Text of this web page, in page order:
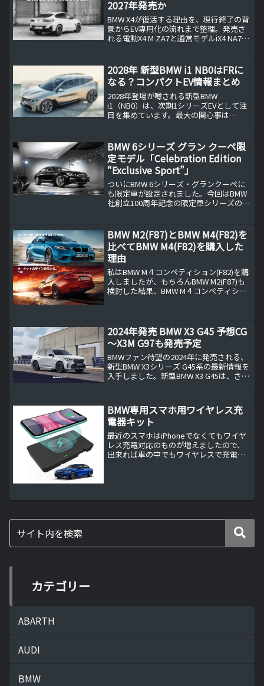
2027年発売か
BMW X4が復活する理由を、現行終了の背
景からEV専用化の流れまで整理。発売さ
れる電動X4 M ZA7と通常モデルiX4 NA7の
る。さらにクアッドモーターなど電動M
の注目点と、Neue Klasse世代で2027年
を目安とする登場時期の根拠を、余計な
推測を排して事実ベースで丁寧にまとめ
た。
2028年 新型BMW i1 NB0はFRに
なる？コンパクトEV情報まとめ
2028年登場が噂される新型BMW
i1（NB0）は、次期1シリーズEVとして注
目を集めています。最大の関心事は
考え方や、バッテリー配置の特性、MINI
とのプラットフォーム共有、ノイエ・ク
ラッセとの関係を整理しながら、BMWら
しい走りがどのように実現されるのかを
考察します。FRという形式そのものでは
なく、EV時代の“走る歓び”に焦点を当
て、BMW i1がどんなクルマになるのかを
冷静に読み解きます。
BMW 6シリーズ グラン クーペ限
定モデル「Celebration Edition
“Exclusive Sport”」
ついにBMW 6シリーズ・グランクーペに
も限定車が設定されました。今回はBMW
社創立100周年記念の限定車シリーズのよ
になりますね。BMW 6シリーズ グラン ク
ーペC...
BMW M2(F87)とBMW M4(F82)を
比べてBMW M4(F82)を購入した
理由
私はBMW M４コンペティション(F82)を購
入しましたが、もちろんBMW M2(F87)も
検討した結果、BMW M４コンペティショ
2024年発売 BMW X3 G45 予想CG
～X3M G97も発売予定
BMWファン待望の2024年に発売される、
新型BMW X3シリーズ G45系の最新情報を
入手しました。新型BMW X3 G45は、さら
待望のX3M G97もラインアップ...
BMW専用スマホ用ワイヤレス充
電器キット
最近のスマホはiPhoneでなくてもワイヤ
レス充電対応のものが増えましたので、
出来れば車の中でもワイヤレスで充電し
カテゴリー
ABARTH
AUDI
BMW